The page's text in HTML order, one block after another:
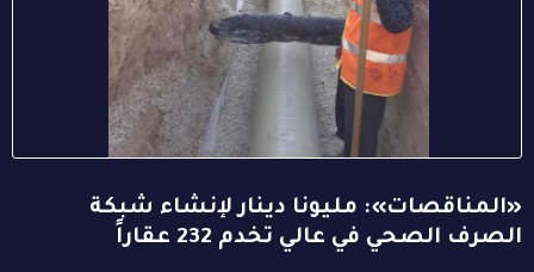
«المناقصات»: مليونا دينار لإنشاء شبكة
الصرف الصحي في عالي تخدم 232 عقاراً